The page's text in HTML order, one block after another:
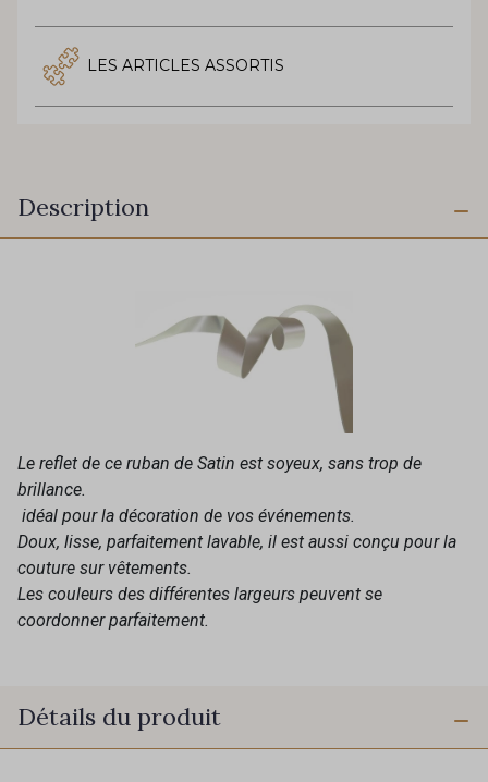
LES ARTICLES ASSORTIS
Description
Le reflet de ce ruban de Satin est soyeux, sans trop de
brillance.
idéal pour la décoration de vos événements.
Doux, lisse, parfaitement lavable, il est aussi conçu pour la
couture sur vêtements.
Les couleurs des différentes largeurs peuvent se
coordonner parfaitement.
Détails du produit